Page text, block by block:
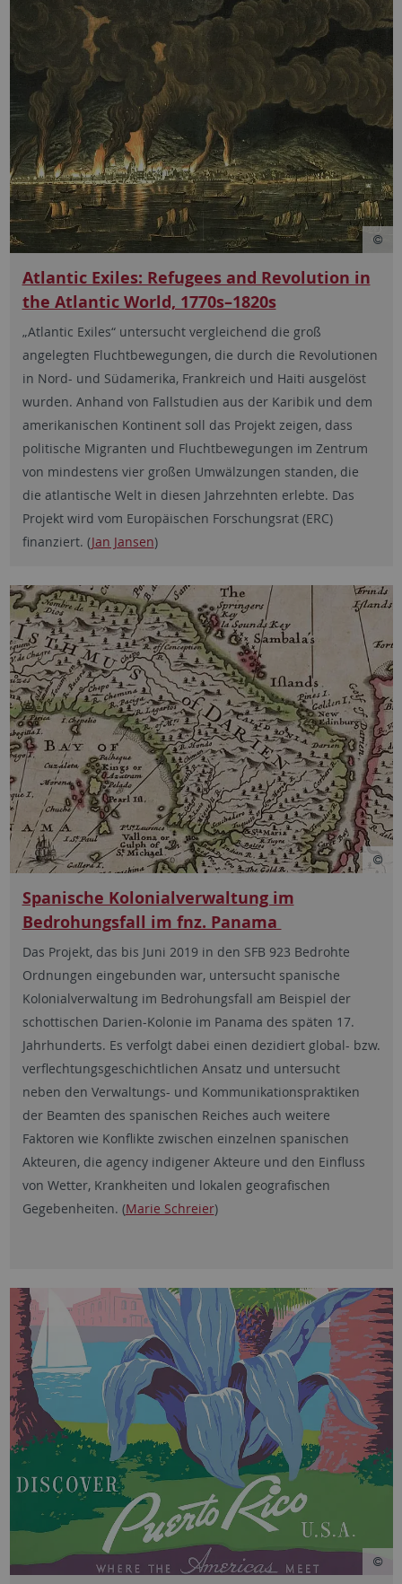
Atlantic Exiles: Refugees and Revolution in
the Atlantic World, 1770s–1820s
„Atlantic Exiles“ untersucht vergleichend die groß
angelegten Fluchtbewegungen, die durch die Revolutionen
in Nord- und Südamerika, Frankreich und Haiti ausgelöst
wurden. Anhand von Fallstudien aus der Karibik und dem
amerikanischen Kontinent soll das Projekt zeigen, dass
politische Migranten und Fluchtbewegungen im Zentrum
von mindestens vier großen Umwälzungen standen, die
die atlantische Welt in diesen Jahrzehnten erlebte. Das
Projekt wird vom Europäischen Forschungsrat (ERC)
finanziert. (Jan Jansen)
Spanische Kolonialverwaltung im
Bedrohungsfall im fnz. Panama
Das Projekt, das bis Juni 2019 in den SFB 923 Bedrohte
Ordnungen eingebunden war, untersucht spanische
Kolonialverwaltung im Bedrohungsfall am Beispiel der
schottischen Darien-Kolonie im Panama des späten 17.
Jahrhunderts. Es verfolgt dabei einen dezidiert global- bzw.
verflechtungsgeschichtlichen Ansatz und untersucht
neben den Verwaltungs- und Kommunikationspraktiken
der Beamten des spanischen Reiches auch weitere
Faktoren wie Konflikte zwischen einzelnen spanischen
Akteuren, die agency indigener Akteure und den Einfluss
von Wetter, Krankheiten und lokalen geografischen
Gegebenheiten. (Marie Schreier)